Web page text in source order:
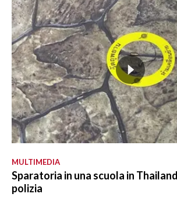
MULTIMEDIA
Sparatoria in una scuola in
polizia